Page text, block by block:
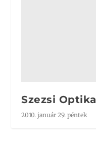
Szezsi Optika
2010. január 29. péntek